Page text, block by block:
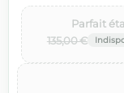
135,00 €
Parfait